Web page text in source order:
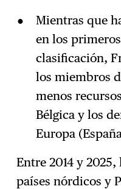
Mientras que
en los
clasificación,
los miembros
menos
Bélgica y los
Europa
Entre 2014 y
países nórdicos y